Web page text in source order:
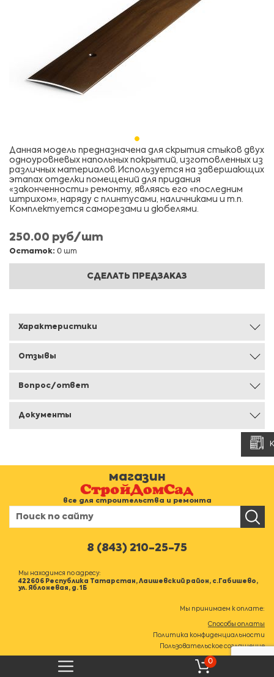
Данная модель предназначена для скрытия стыков двух
одноуровневых напольных покрытий, изготовленных из
различных материалов.Используется на завершающих
этапах отделки помещений для придания
«законченности» ремонту, являясь его «последним
штрихом», наряду с плинтусами, наличниками и т.п.
Комплектуется саморезами и дюбелями.
250.00 руб/шт
Остаток: 0 шт
СДЕЛАТЬ ПРЕДЗАКАЗ
Характеристики
Отзывы
Вопрос/ответ
Документы
магазин
все для строительства и ремонта
8 (843) 210-25-75
Мы находимся по адресу:
422606 Республика Татарстан, Лаишевский район, с.Габишево,
ул. Яблоневая, д. 1Б
Мы принимаем к оплате:
Способы оплаты
Политика конфиденциальности
Пользовательское соглашение
0